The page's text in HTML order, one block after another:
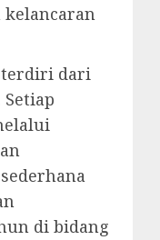
dari
di bidang